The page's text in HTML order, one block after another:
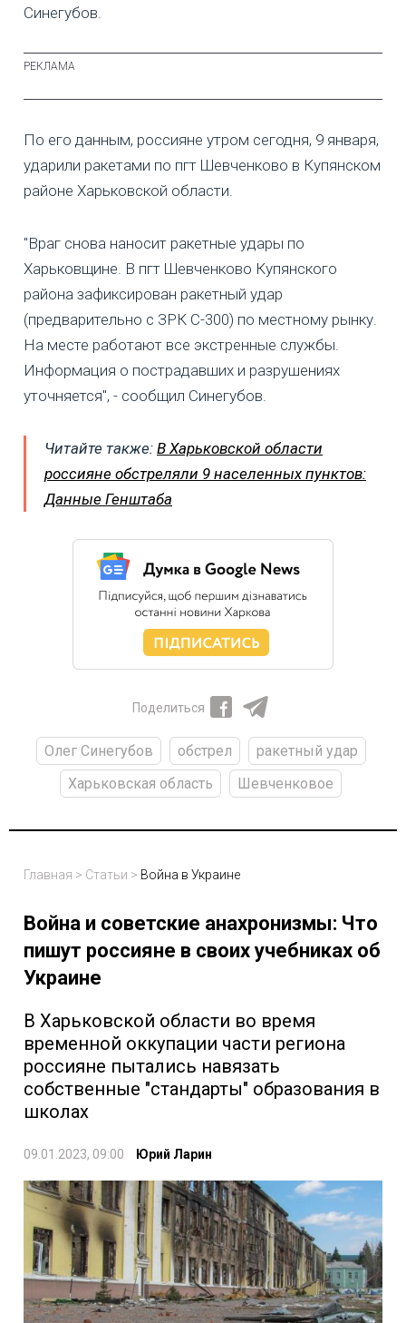
Синегубов.
По его данным, россияне утром сегодня, 9 января,
ударили ракетами по пгт Шевченково в Купянском
районе Харьковской области.
"Враг снова наносит ракетные удары по
Харьковщине. В пгт Шевченково Купянского
района зафиксирован ракетный удар
(предварительно с ЗРК С-300) по местному рынку.
На месте работают все экстренные службы.
Информация о пострадавших и разрушениях
уточняется", - сообщил Синегубов.
Читайте также: В Харьковской области
россияне обстреляли 9 населенных пунктов:
Данные Генштаба
Поделиться
Олег Синегубов обстрел
ракетный удар
Харьковская область
Шевченковое
Главная > Статьи > Война в Украине
Война и советские анахронизмы: Что
пишут россияне в своих учебниках об
Украине
В Харьковской области во время
временной оккупации части региона
россияне пытались навязать
собственные "стандарты" образования в
школах
09.01.2023, 09:00 Юрий Ларин